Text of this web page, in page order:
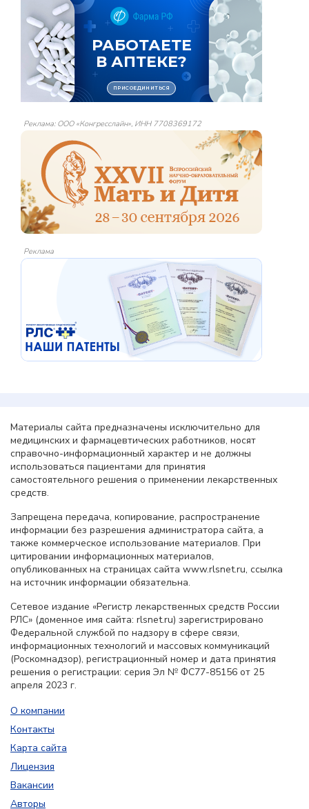
Реклама: ООО «Конгресслайн», ИНН 7708369172
Реклама
Материалы сайта предназначены исключительно для
медицинских и фармацевтических работников, носят
справочно-информационный характер и не должны
использоваться пациентами для принятия
самостоятельного решения о применении лекарственных
средств.
Запрещена передача, копирование, распространение
информации без разрешения администратора сайта, а
также коммерческое использование материалов. При
цитировании информационных материалов,
опубликованных на страницах сайта www.rlsnet.ru, ссылка
на источник информации обязательна.
Сетевое издание «Регистр лекарственных средств России
РЛС» (доменное имя сайта: rlsnet.ru) зарегистрировано
Федеральной службой по надзору в сфере связи,
информационных технологий и массовых коммуникаций
(Роскомнадзор), регистрационный номер и дата принятия
решения о регистрации: серия Эл № ФС77-85156 от 25
апреля 2023 г.
О компании
Контакты
Карта сайта
Лицензия
Вакансии
Авторы